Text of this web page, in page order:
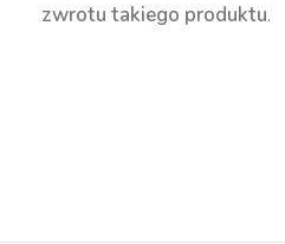
zwrotu takiego produktu.